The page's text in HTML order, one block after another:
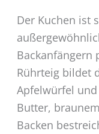
Der Kuchen ist
Backanfängern
Rührteig bildet
Apfelwürfel
Butter,
Backen